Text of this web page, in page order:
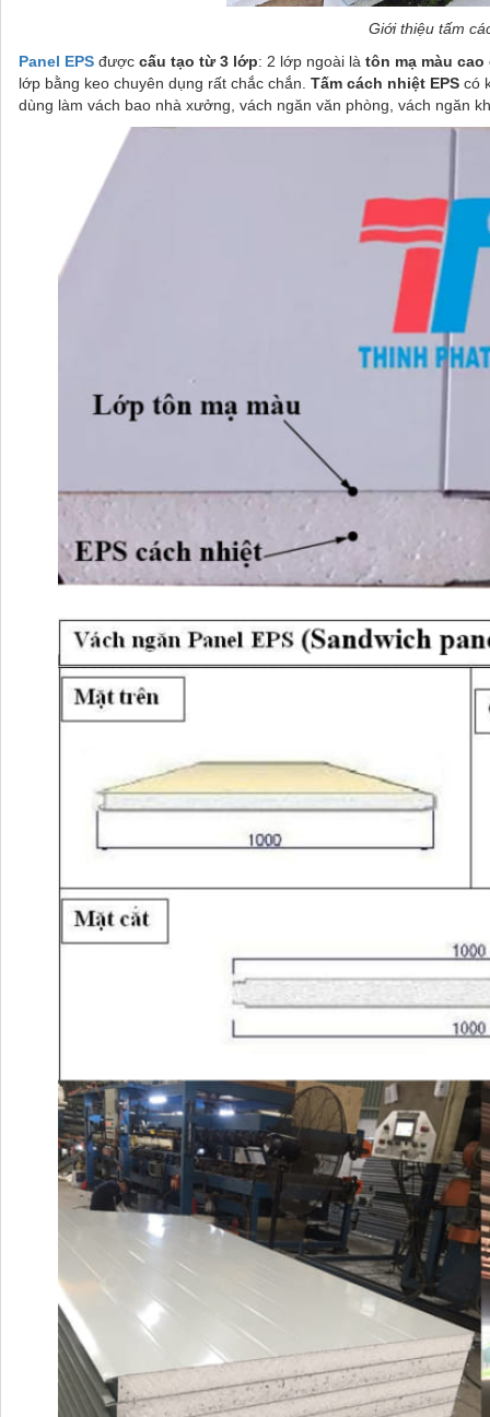
Giới thiệu tấm
Panel EPS được cấu tạo từ 3 lớp: 2 lớp ngoài là tôn mạ màu cao
lớp bằng keo chuyên dụng rất chắc chắn. Tấm cách nhiệt EPS có
dùng làm vách bao nhà xưởng, vách ngăn văn phòng, vách ngăn